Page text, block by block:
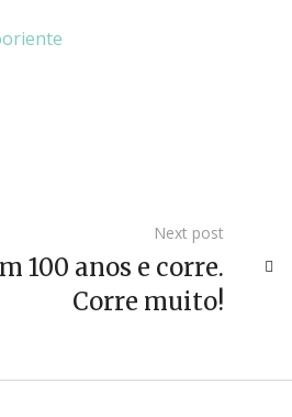
Next post
100 anos e corre.
Corre muito!